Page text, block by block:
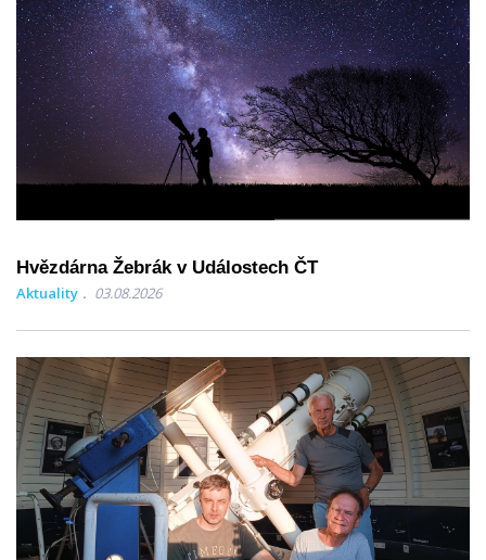
Hvězdárna Žebrák v Událostech ČT
Aktuality 03.08.2026